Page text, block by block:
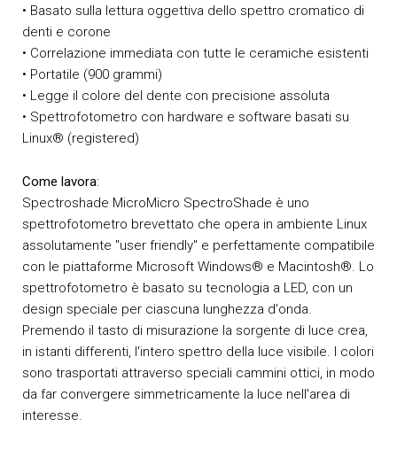
• Basato sulla lettura oggettiva dello spettro cromatico di
denti e corone
• Correlazione immediata con tutte le ceramiche esistenti
• Portatile (900 grammi)
• Legge il colore del dente con precisione assoluta
• Spettrofotometro con hardware e software basati su
Linux® (registered)
Come lavora:
Spectroshade MicroMicro SpectroShade è uno
spettrofotometro brevettato che opera in ambiente Linux
assolutamente "user friendly" e perfettamente compatibile
con le piattaforme Microsoft Windows® e Macintosh®. Lo
spettrofotometro è basato su tecnologia a LED, con un
design speciale per ciascuna lunghezza d'onda.
Premendo il tasto di misurazione la sorgente di luce crea,
in istanti differenti, l'intero spettro della luce visibile. I colori
sono trasportati attraverso speciali cammini ottici, in modo
da far convergere simmetricamente la luce nell'area di
interesse.